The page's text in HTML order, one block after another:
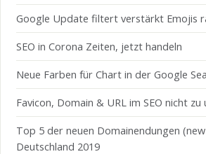
Google Update filtert verstärkt Emojis
SEO in Corona Zeiten, jetzt handeln
Neue Farben für Chart in der Google
Favicon, Domain & URL im SEO nicht
Top 5 der neuen Domainendungen
Deutschland 2019